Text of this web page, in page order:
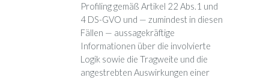
Profiling gemäß Artikel 22 Abs.1 und
4 DS-GVO und — zumindest in diesen
Fällen — aussagekräftige
Informationen über die involvierte
Logik sowie die Tragweite und die
angestrebten Auswirkungen einer